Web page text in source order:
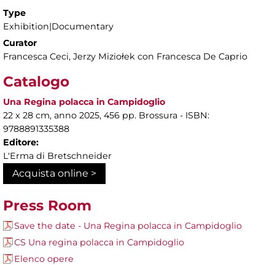
Type
Exhibition|Documentary
Curator
Francesca Ceci, Jerzy Miziołek con Francesca De Caprio
Catalogo
Una Regina polacca in Campidoglio
22 x 28 cm, anno 2025, 456 pp. Brossura - ISBN:
9788891335388
Editore:
L'Erma di Bretschneider
Acquista online >
Press Room
Save the date - Una Regina polacca in Campidoglio
CS Una regina polacca in Campidoglio
Elenco opere